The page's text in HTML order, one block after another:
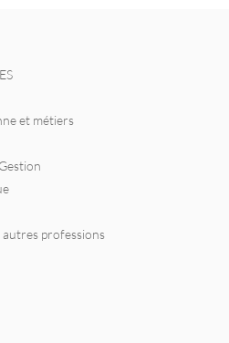
et métiers
autres professions